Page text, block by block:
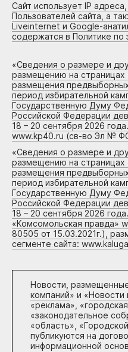
Сайт использует IP
Пользователей сайта, а
Liveinternet и Google-
содержатся в Политике
«Сведения о размере и
размещению на страницах
размещения
период избирательной
Государственную Думу
Российской Федерации
18 – 20 сентября 2026
www.kp40.ru (св-во Эл №
«Сведения о размере и
размещению на страницах
размещения
период избирательной
Государственную Думу
Российской Федерации
18 – 20 сентября 2026
«Комсомольская правда»
80505 от 15.03.2021г.),
сегменте сайта:
Новости,
компаний» и «Новости
«реклама»,
«законодательное
«область»,
публикуются на
информационной